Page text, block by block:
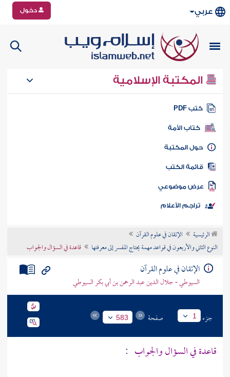
عربي دخول
المكتبة الإسلامية
كتب PDF
كتاب الأمة
المكتبة
الكتب
موضوعي
تراجم الأعلام
الرئيسية
الإتقان في علوم القرآن
النوع الثاني والأربعون في قواعد مهمة يحتاج المفسر إلى معرفتها
قاعدة في السؤال والجواب
الإتقان في علوم القرآن
السيوطي - جلال الدين عبد الرحمن بن أبي بكر السيوطي
جزء 1 صفحة 583
قاعدة في السؤال والجواب :